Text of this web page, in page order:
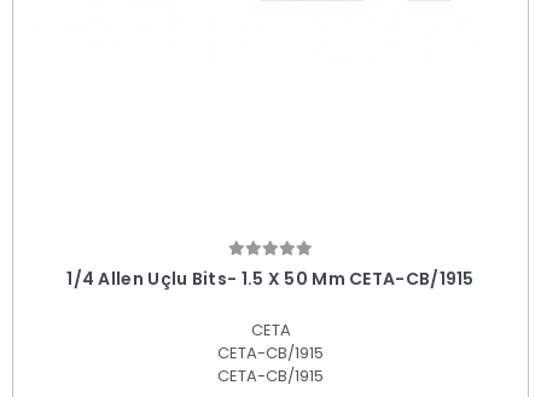
Sepete Ekle
1/4 Allen Uçlu Bits- 1.5 X 50 Mm CETA-CB/1915
CETA
CETA-CB/1915
CETA-CB/1915